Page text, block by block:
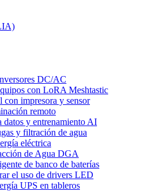
DC/AC
con LoRA Meshtastic
con impresora y sensor
remoto
datos y entrenamiento AI
y filtración de agua
eléctrica
de Agua DGA
de banco de baterías
el uso de drivers LED
UPS en tableros